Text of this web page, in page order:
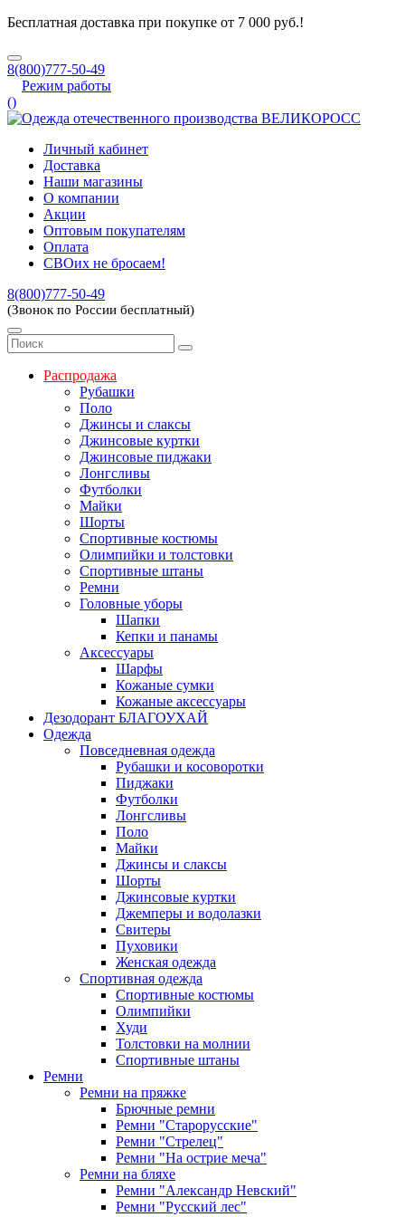
Бесплатная доставка при покупке от 7 000 руб.!
8(800)777-50-49
Режим работы
()
Личный кабинет
Доставка
Наши магазины
О компании
Акции
Оптовым покупателям
Оплата
СВОих не бросаем!
8(800)777-50-49
(Звонок по России бесплатный)
Распродажа
Рубашки
Поло
Джинсы и слаксы
Джинсовые куртки
Джинсовые пиджаки
Лонгсливы
Футболки
Майки
Шорты
Спортивные костюмы
Олимпийки и толстовки
Спортивные штаны
Ремни
Головные уборы
Шапки
Кепки и панамы
Аксессуары
Шарфы
Кожаные сумки
Кожаные аксессуары
Дезодорант БЛАГОУХАЙ
Одежда
Повседневная одежда
Рубашки и косоворотки
Пиджаки
Футболки
Лонгсливы
Поло
Майки
Джинсы и слаксы
Шорты
Джинсовые куртки
Джемперы и водолазки
Свитеры
Пуховики
Женская одежда
Спортивная одежда
Спортивные костюмы
Олимпийки
Худи
Толстовки на молнии
Спортивные штаны
Ремни
Ремни на пряжке
Брючные ремни
Ремни "Старорусские"
Ремни "Стрелец"
Ремни "На острие меча"
Ремни на бляхе
Ремни "Александр Невский"
Ремни "Русский лес"